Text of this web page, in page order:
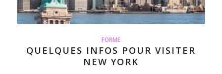
FORME
QUELQUES INFOS POUR VISITER
NEW YORK